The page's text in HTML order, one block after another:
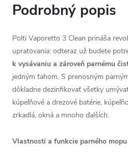
Podrobný popis
Polti Vaporetto 3 Clean prináša
upratovania: odteraz už budete
k vysávaniu a zároveň parnému
jedným ťahom. S prenosným
dôkladne dezinfikovať všetky
kúpeľňové a drezové batérie,
zrkadlá, okná a mnoho ďalších.
Vlastnosti a funkcie parného